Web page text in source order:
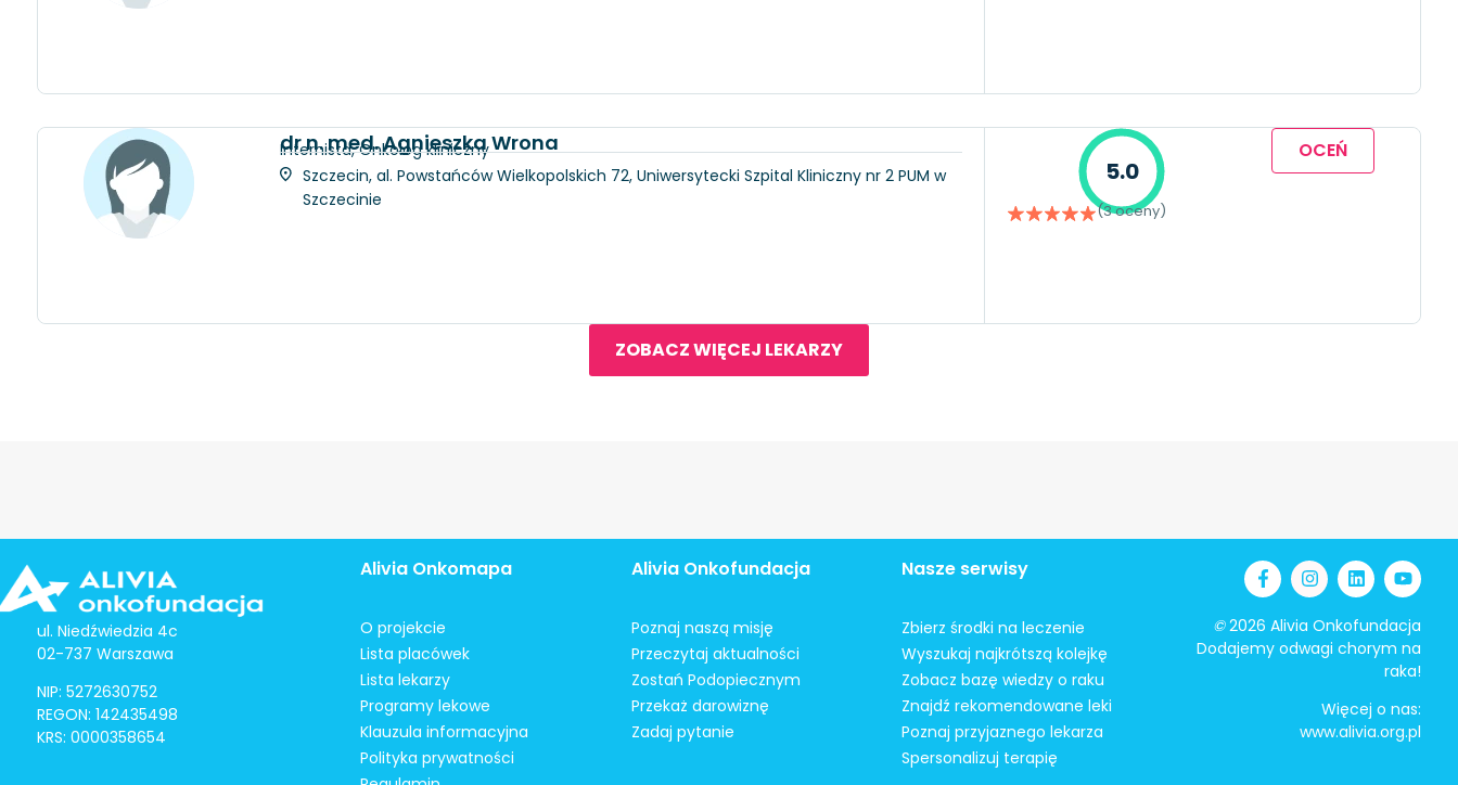
dr n. med. Agnieszka Wrona
Internista, Onkolog kliniczny
Szczecin, al. Powstańców Wielkopolskich 72, Uniwersytecki Szpital Kliniczny nr 2 PUM w
Szczecinie
5.0
(3 oceny)
OCEŃ
ZOBACZ WIĘCEJ LEKARZY
ul. Niedźwiedzia 4c
02-737 Warszawa
NIP: 5272630752
REGON: 142435498
KRS: 0000358654
Alivia Onkomapa
O projekcie
Lista placówek
Lista lekarzy
Programy lekowe
Klauzula informacyjna
Polityka prywatności
Alivia Onkofundacja
Poznaj naszą misję
Przeczytaj aktualności
Zostań Podopiecznym
Przekaż darowiznę
Zadaj pytanie
Nasze serwisy
Zbierz środki na leczenie
Wyszukaj najkrótszą kolejkę
Zobacz bazę wiedzy o raku
Znajdź rekomendowane leki
Poznaj przyjaznego lekarza
Spersonalizuj terapię
©2026 Alivia Onkofundacja
Dodajemy odwagi chorym na
raka!
Więcej o nas:
www.alivia.org.pl